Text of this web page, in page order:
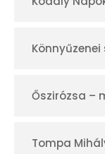
Könnyűzenei
Őszirózsa –
Tompa